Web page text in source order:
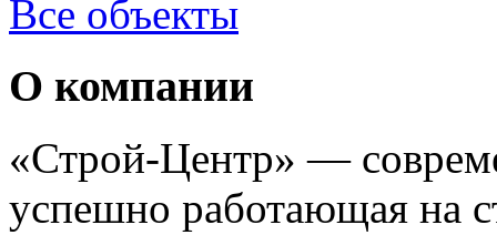
Все объекты
О компании
«Строй-Центр» —
успешно работающая на